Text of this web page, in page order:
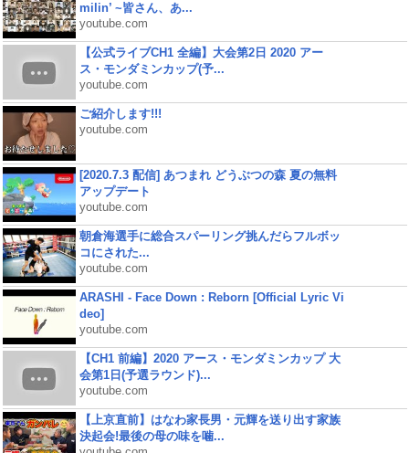
milin’ ~皆さん、あ...
youtube.com
【公式ライブCH1 全編】大会第2日 2020 アー
ス・モンダミンカップ(予...
youtube.com
ご紹介します!!!
youtube.com
[2020.7.3 配信] あつまれ どうぶつの森 夏の無料
アップデート
youtube.com
朝倉海選手に総合スパーリング挑んだらフルボッ
コにされた...
youtube.com
ARASHI - Face Down : Reborn [Official Lyric Vi
deo]
youtube.com
【CH1 前編】2020 アース・モンダミンカップ 大
会第1日(予選ラウンド)...
youtube.com
【上京直前】はなわ家長男・元輝を送り出す家族
決起会!最後の母の味を噛...